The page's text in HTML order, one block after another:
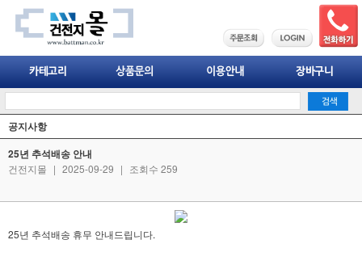
공지사항
25년 추석배송 안내
건전지몰 | 2025-09-29 | 조회수 259
25년 추석배송 휴무 안내드립니다.